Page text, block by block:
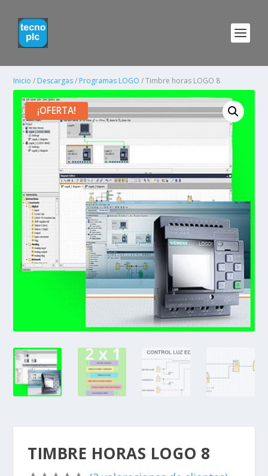
Inicio / Descargas/ Programas LOGO / Timbre horas LOGO 8
¡OFERTA!
TIMBRE HORAS LOGO 8